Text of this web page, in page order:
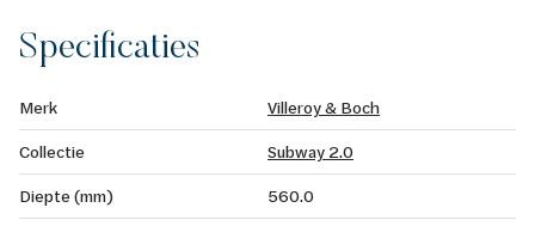
Specificaties
Merk
Villeroy & Boch
Collectie
Subway 2.0
Diepte (mm)
560.0